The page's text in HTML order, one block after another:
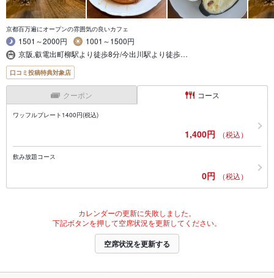
京都百万遍にオープンの雰囲気の良いカフェ
1501～2000円
1001～1500円
京阪,叡電出町柳駅より徒歩8分/今出川駅より徒歩…
口コミ投稿特典対象店
クーポン コース
ワッフルプレート1400円(税込)
1,400円 （税込）
飲み放題コース
0円 （税込）
カレンダーの更新に失敗しました。
下記ボタンを押して空席状況を更新してください。
空席状況を更新する